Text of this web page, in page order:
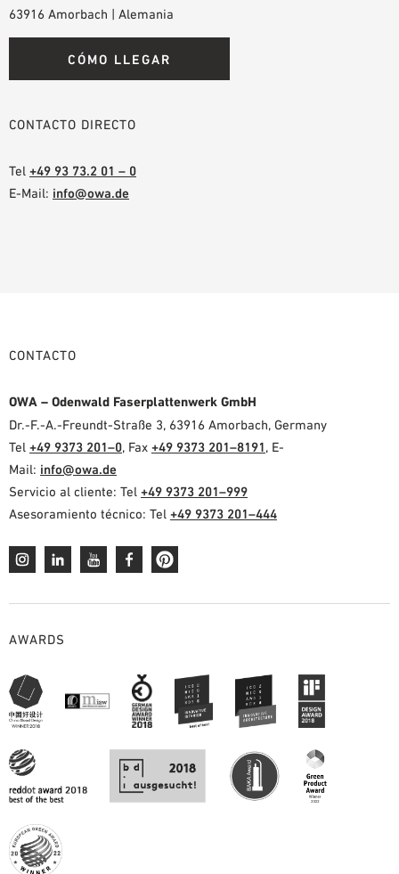
63916 Amorbach | Alemania
CÓMO LLEGAR
CONTACTO DIRECTO
Tel +49 93 73.2 01 – 0
E-Mail: info@owa.de
CONTACTO
OWA – Odenwald Faserplattenwerk GmbH
Dr.-F.-A.-Freundt-Straße 3, 63916 Amorbach, Germany
Tel +49 9373 201–0, Fax +49 9373 201–8191, E-
Mail: info@owa.de
Servicio al cliente: Tel +49 9373 201–999
Asesoramiento técnico: Tel +49 9373 201–444
AWARDS